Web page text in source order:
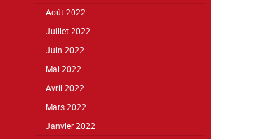
Août 2022
Juillet 2022
Juin 2022
Mai 2022
Avril 2022
Mars 2022
Janvier 2022